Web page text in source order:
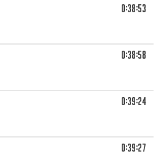
0:38:53
0:38:58
0:39:24
0:39:27